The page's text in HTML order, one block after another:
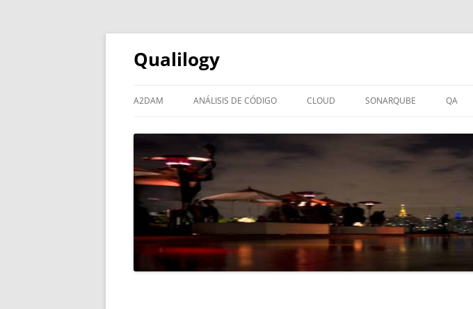
Qualilogy
A2DAM ANÁLISIS DE CÓDIGO CLOUD SONARQUBE
SONARQUBE – COBOL
SONARQUBE – PL/SQL
QA